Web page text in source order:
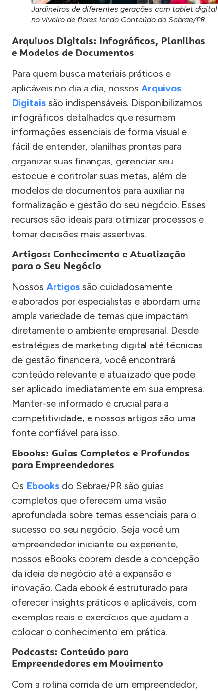
Jardineiros de diferentes gerações com tablet digital
no viveiro de flores lendo Conteúdo do Sebrae/PR.
Arquivos Digitais: Infográficos, Planilhas
e Modelos de Documentos
Para quem busca materiais práticos e
aplicáveis no dia a dia, nossos Arquivos
Digitais são indispensáveis. Disponibilizamos
infográficos detalhados que resumem
informações essenciais de forma visual e
fácil de entender, planilhas prontas para
organizar suas finanças, gerenciar seu
estoque e controlar suas metas, além de
modelos de documentos para auxiliar na
formalização e gestão do seu negócio. Esses
recursos são ideais para otimizar processos e
tomar decisões mais assertivas.
Artigos: Conhecimento e Atualização
para o Seu Negócio
Nossos Artigos são cuidadosamente
elaborados por especialistas e abordam uma
ampla variedade de temas que impactam
diretamente o ambiente empresarial. Desde
estratégias de marketing digital até técnicas
de gestão financeira, você encontrará
conteúdo relevante e atualizado que pode
ser aplicado imediatamente em sua empresa.
Manter-se informado é crucial para a
competitividade, e nossos artigos são uma
fonte confiável para isso.
Ebooks: Guias Completos e Profundos
para Empreendedores
Os Ebooks do Sebrae/PR são guias
completos que oferecem uma visão
aprofundada sobre temas essenciais para o
sucesso do seu negócio. Seja você um
empreendedor iniciante ou experiente,
nossos eBooks cobrem desde a concepção
da ideia de negócio até a expansão e
inovação. Cada ebook é estruturado para
oferecer insights práticos e aplicáveis, com
exemplos reais e exercícios que ajudam a
colocar o conhecimento em prática.
Podcasts: Conteúdo para
Empreendedores em Movimento
Com a rotina corrida de um empreendedor,